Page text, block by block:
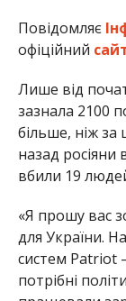
Повідомляє
офіційний
Лише від
зазнала 2100
більше, ніж за
назад
вбили 19
«Я прошу вас
для України.
систем Patriot
потрібні